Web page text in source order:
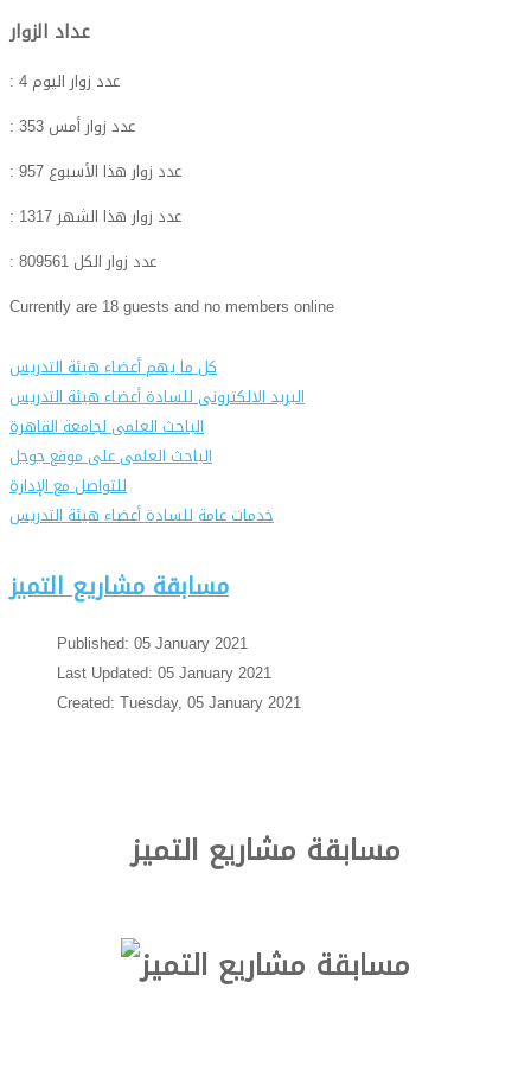
عداد الزوار
: عدد زوار اليوم4
: عدد زوار أمس 353
: عدد زوار هذا الأسبوع 957
: عدد زوار هذا الشهر1317
: عدد زوار الكل 809561
Currently are 18 guests and no members online
كل ما يهم أعضاء هيئة التدريس
البريد الالكترونى للسادة أعضاء هيئة التدريس
الباحث العلمى لجامعة القاهرة
الباحث العلمى على موقع جوجل
للتواصل مع الإدارة
خدمات عامة للسادة أعضاء هيئة التدريس
مسابقة مشاريع التميز
Published: 05 January 2021
Last Updated: 05 January 2021
Created: Tuesday, 05 January 2021
مسابقة مشاريع التميز